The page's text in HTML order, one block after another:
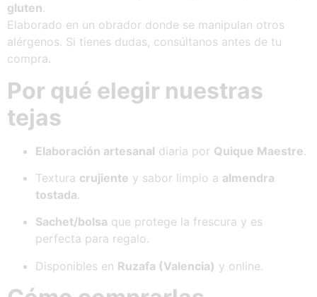
gluten.
Elaborado en un obrador donde se manipulan otros
alérgenos. Si tienes dudas, consúltanos antes de tu
compra.
Por qué elegir nuestras
tejas
Elaboración artesanal diaria por Quique Maestre.
Textura crujiente y sabor limpio a almendra
tostada.
Sachet/bolsa que protege la frescura y es
perfecta para regalo.
Disponibles en Ruzafa (Valencia) y online.